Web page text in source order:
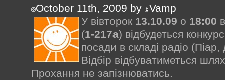
October 11th, 2009 by
Vamp
У вівторок 13.10.09 о 18:00
(1-217а) відбудеться
посади в складі радіо (Піар,
Відбір відбуватиметься
Прохання не запізнюватись.